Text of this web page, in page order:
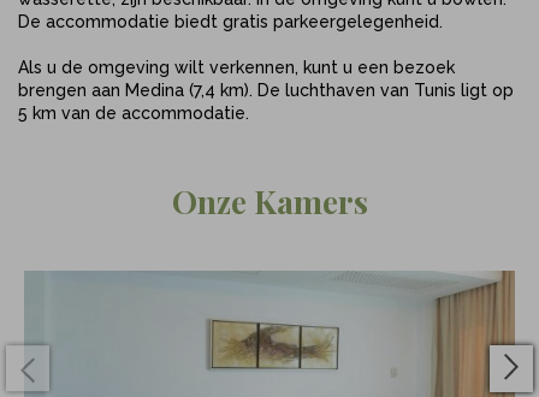
De accommodatie biedt gratis parkeergelegenheid.
Als u de omgeving wilt verkennen, kunt u een bezoek
brengen aan Medina (7,4 km). De luchthaven van Tunis ligt op
5 km van de accommodatie.
Onze Kamers